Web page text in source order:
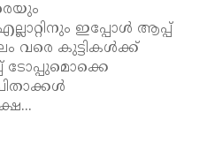
ഇപ്പോൾ ആപ്പ്
വരെ കുട്ടികൾക്ക്
ടോപ്പുമൊക്കെ